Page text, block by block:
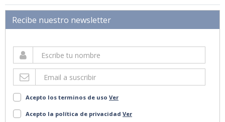
Recibe nuestro newsletter
Acepto los terminos de uso Ver
Acepto la política de privacidad Ver